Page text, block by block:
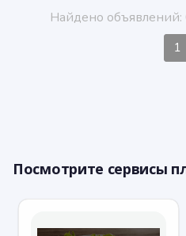
Найдено объявлений:
1
Посмотрите сервисы